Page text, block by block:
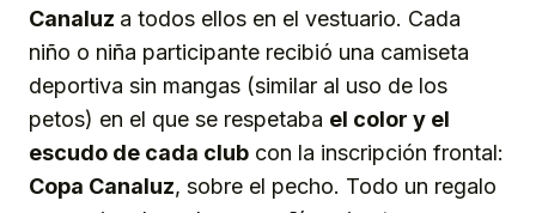
Canaluz a todos ellos en el vestuario. Cada
niño o niña participante recibió una camiseta
deportiva sin mangas (similar al uso de los
petos) en el que se respetaba el color y el
escudo de cada club con la inscripción frontal:
Copa Canaluz, sobre el pecho. Todo un regalo